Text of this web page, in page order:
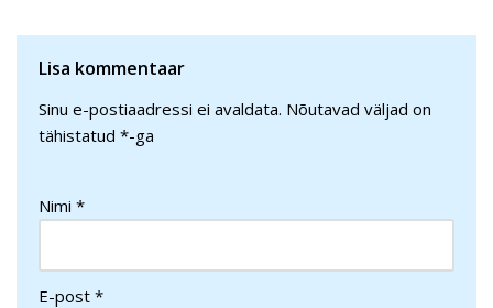
Lisa kommentaar
Sinu e-postiaadressi ei avaldata. Nõutavad väljad on
tähistatud *-ga
Nimi *
E-post *